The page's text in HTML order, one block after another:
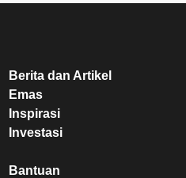
Berita dan Artikel
Emas
Inspirasi
Investasi
Bantuan